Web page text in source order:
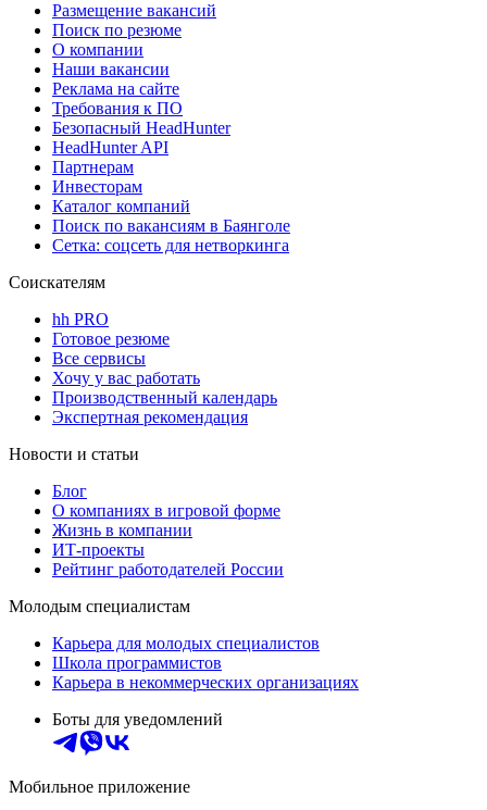
Размещение вакансий
Поиск по резюме
О компании
Наши вакансии
Реклама на сайте
Требования к ПО
Безопасный HeadHunter
HeadHunter API
Партнерам
Инвесторам
Каталог компаний
Поиск по вакансиям в Баянголе
Сетка: соцсеть для нетворкинга
Соискателям
hh PRO
Готовое резюме
Все сервисы
Хочу у вас работать
Производственный календарь
Экспертная рекомендация
Новости и статьи
Блог
О компаниях в игровой форме
Жизнь в компании
ИТ-проекты
Рейтинг работодателей России
Молодым специалистам
Карьера для молодых специалистов
Школа программистов
Карьера в некоммерческих организациях
Боты для уведомлений
Мобильное приложение